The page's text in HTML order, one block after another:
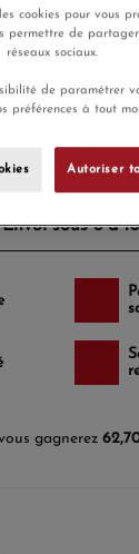
aujourd'hui
au panier
sous 8 à
gagnerez
cookies pour vous
permettre de
réseaux sociaux.
de paramétrer
préférences à tout
Autoriser